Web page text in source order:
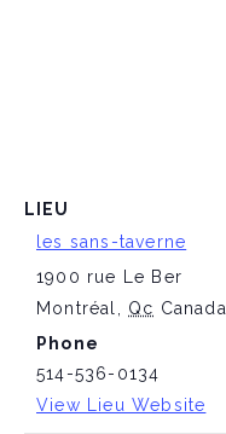
LIEU
les sans-taverne
1900 rue Le Ber
Montréal
Qc Canada
Phone
514-536-0134
View Lieu Website